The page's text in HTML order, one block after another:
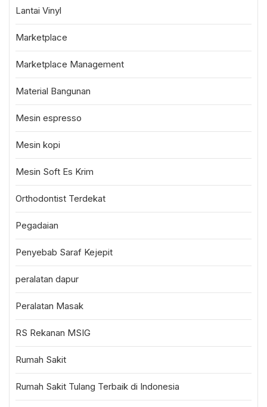
Lantai Vinyl
Marketplace
Marketplace Management
Material Bangunan
Mesin espresso
Mesin kopi
Mesin Soft Es Krim
Orthodontist Terdekat
Pegadaian
Penyebab Saraf Kejepit
peralatan dapur
Peralatan Masak
RS Rekanan MSIG
Rumah Sakit
Rumah Sakit Tulang Terbaik di Indonesia